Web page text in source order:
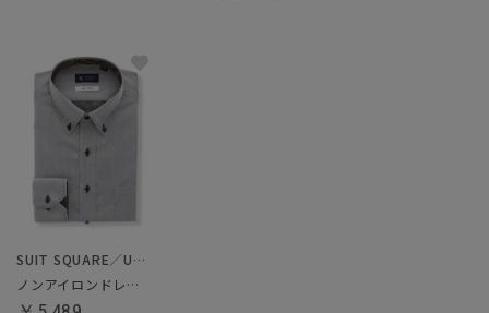
SUIT SQUARE／UNIVERSAL LANGUAGE
ノンアイロンドレスシャツ